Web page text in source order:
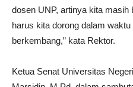
dosen UNP, artinya kita masih
harus kita dorong dalam
berkembang,” kata Rektor.
Ketua Senat Universitas